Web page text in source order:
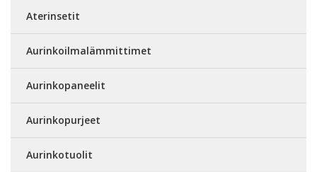
Aterinsetit
Aurinkoilmalämmittimet
Aurinkopaneelit
Aurinkopurjeet
Aurinkotuolit